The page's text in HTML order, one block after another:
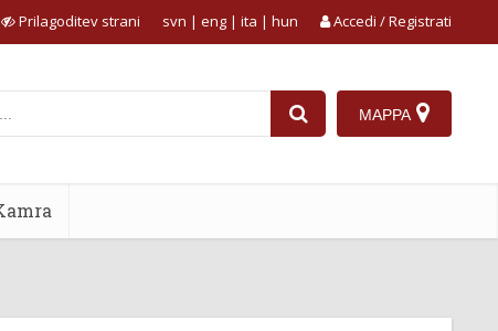
Prilagoditev strani Accedi / Registrati
svn | eng | ita | hun
MAPPA